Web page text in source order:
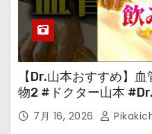
【Dr.山本おすすめ】
物2 #ドクター山本
7月 16, 2026